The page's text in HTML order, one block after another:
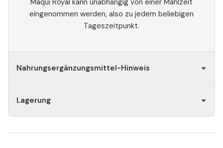
eingenommen werden, also zu jedem beliebigen
Tageszeitpunkt.
Nahrungsergänzungsmittel-Hinweis
Lagerung